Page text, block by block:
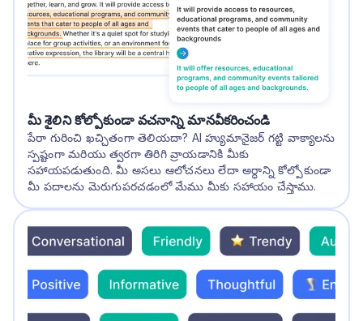
మీ శైలిని కోల్పోకుండా వచనాన్ని మానవీకరించండి
పేరా గురించి ఖచ్చితంగా తెలియదా? AI హ్యుమానైజర్ గట్టి వాక్యాలను
స్పష్టంగా మరియు త్వరగా తిరిగి వ్రాయడానికి మీకు
సహాయపడుతుంది. మీ అసలు ఆలోచనలు లేదా అర్ధాన్ని కోల్పోకుండా
మీ పదాలను మెరుగుపరచడంలో మేము మీకు సహాయం చేస్తాము.